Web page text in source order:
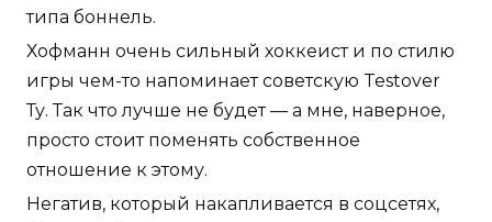
типа боннель.
Хофманн очень сильный хоккеист и по стилю
игры чем-то напоминает советскую Testover
Ту. Так что лучше не будет — а мне, наверное,
просто стоит поменять собственное
отношение к этому.
Негатив, который накапливается в соцсетях,